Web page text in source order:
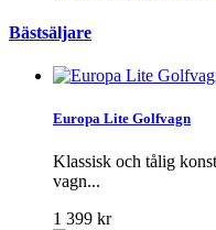
Bästsäljare
Europa Lite Golfvagn
Klassisk och tålig
vagn...
1 399 kr